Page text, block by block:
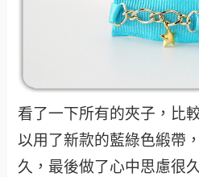
看了一下所有的夾子，比
以用了新款的藍綠色緞帶
久，最後做了心中思慮很